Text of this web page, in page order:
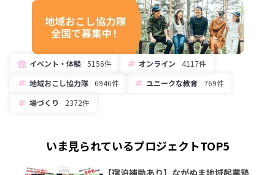
イベント・体験 5156件 オンライン
4117件
地域おこし協力隊
6946件 ユニークな教育
769件
場づくり
2372件
いま見られているプロジェクトTOP5
【宿泊補助あり】ながぬま地域起業塾